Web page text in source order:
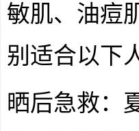
敏肌、油痘
别适合以下
晒后急救：